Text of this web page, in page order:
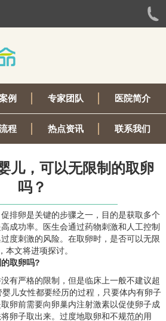
例 专家团队 医院简介
程 热点资讯 联系我们
儿，可以无限制的取卵
吗？
排卵是关键的步骤之一，目的是获取多个
成功率。医生会通过药物刺激和人工控制
度刺激的风险。在取卵时，是否可以无限
本文将进项探讨。
取卵吗?
有严格的限制，但是临床上一般不建议超
儿女性都要经历的过程，只要体内有卵子
卵前需要向卵巢内注射激素以促使卵子成
卵子取出来。过度地取卵和不规范的用